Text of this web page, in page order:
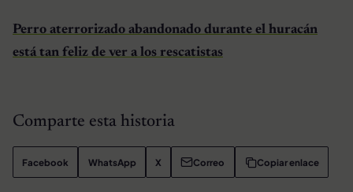
Perro aterrorizado abandonado durante el huracán
está tan feliz de ver a los rescatistas
Comparte esta historia
Facebook WhatsApp X Correo Copiar enlace